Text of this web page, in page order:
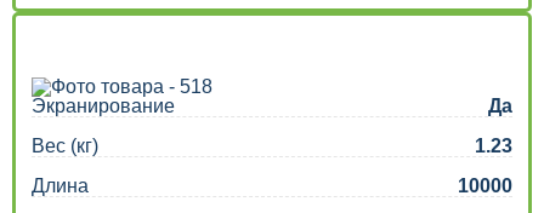
Экранирование
Да
Вес (кг)
1.23
Длина
10000